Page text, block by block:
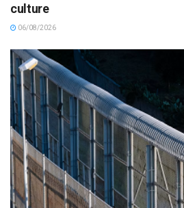
culture
06/08/2026